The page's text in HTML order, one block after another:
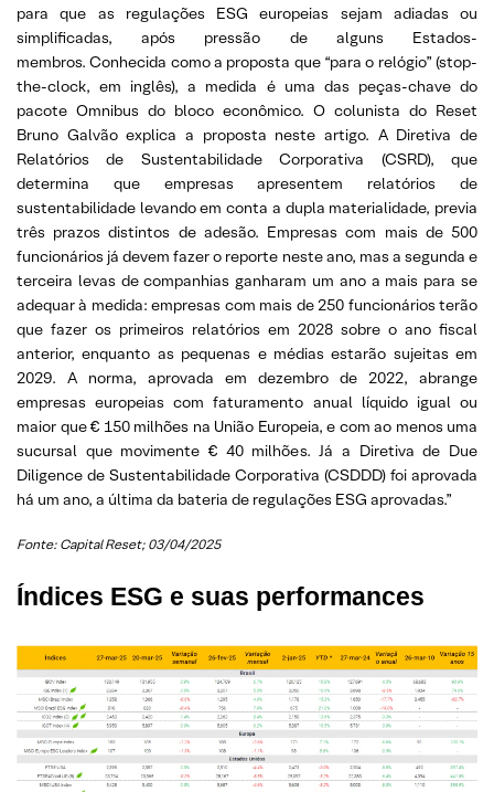
para que as regulações ESG europeias sejam adiadas ou
simplificadas, após pressão de alguns Estados-
membros. Conhecida como a proposta que “para o relógio” (stop-
the-clock, em inglês), a medida é uma das peças-chave do
pacote Omnibus do bloco econômico. O colunista do Reset
Bruno Galvão explica a proposta neste artigo. A Diretiva de
Relatórios de Sustentabilidade Corporativa (CSRD), que
determina que empresas apresentem relatórios de
sustentabilidade levando em conta a dupla materialidade, previa
três prazos distintos de adesão. Empresas com mais de 500
funcionários já devem fazer o reporte neste ano, mas a segunda e
terceira levas de companhias ganharam um ano a mais para se
adequar à medida: empresas com mais de 250 funcionários terão
que fazer os primeiros relatórios em 2028 sobre o ano fiscal
anterior, enquanto as pequenas e médias estarão sujeitas em
2029. A norma, aprovada em dezembro de 2022, abrange
empresas europeias com faturamento anual líquido igual ou
maior que € 150 milhões na União Europeia, e com ao menos uma
sucursal que movimente € 40 milhões. Já a Diretiva de Due
Diligence de Sustentabilidade Corporativa (CSDDD) foi aprovada
há um ano, a última da bateria de regulações ESG aprovadas.”
Fonte: Capital Reset; 03/04/2025
Índices ESG e suas performances